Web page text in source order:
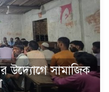
উদ্যোগে সামাজিক